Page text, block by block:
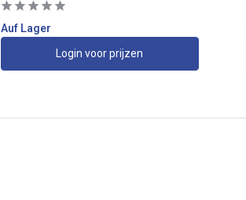
Auf Lager
Login voor prijzen